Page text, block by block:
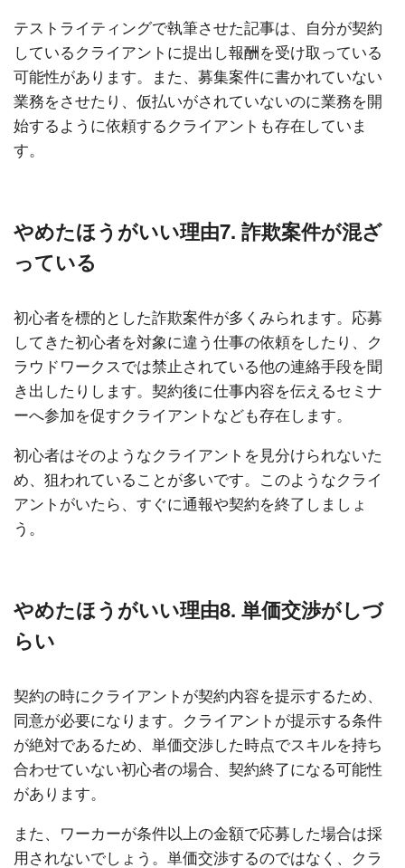
テストライティングで執筆させた記事は、自分が契約
しているクライアントに提出し報酬を受け取っている
可能性があります。また、募集案件に書かれていない
業務をさせたり、仮払いがされていないのに業務を開
始するように依頼するクライアントも存在していま
す。
やめたほうがいい理由7. 詐欺案件が混ざ
っている
初心者を標的とした詐欺案件が多くみられます。応募
してきた初心者を対象に違う仕事の依頼をしたり、ク
ラウドワークスでは禁止されている他の連絡手段を聞
き出したりします。契約後に仕事内容を伝えるセミナ
ーへ参加を促すクライアントなども存在します。
初心者はそのようなクライアントを見分けられないた
め、狙われていることが多いです。このようなクライ
アントがいたら、すぐに通報や契約を終了しましょ
う。
やめたほうがいい理由8. 単価交渉がしづ
らい
契約の時にクライアントが契約内容を提示するため、
同意が必要になります。クライアントが提示する条件
が絶対であるため、単価交渉した時点でスキルを持ち
合わせていない初心者の場合、契約終了になる可能性
があります。
また、ワーカーが条件以上の金額で応募した場合は採
用されないでしょう。単価交渉するのではなく、クラ